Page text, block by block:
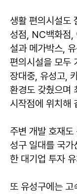
생활 편의시설도
성점, NC백화점,
설과 메가박스,
편의시설을 모두
장대중, 유성고,
환경도 갖췄으며
시작점에 위치해
주변 개발 호재
성구 일대를 국
한 대기업 투자
또 유성구에는 고